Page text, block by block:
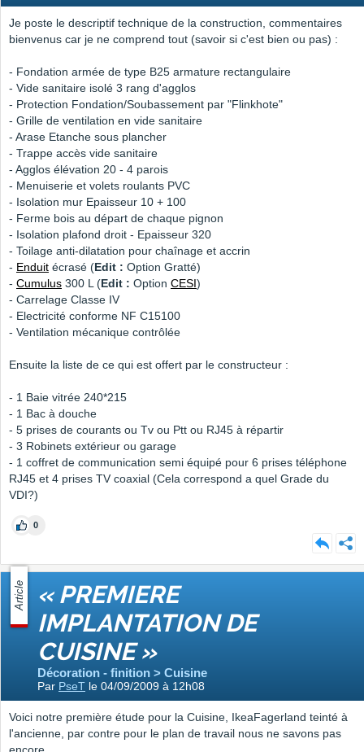
Je poste le descriptif technique de la construction, commentaires
bienvenus car je ne comprend tout (savoir si c'est bien ou pas) :
- Fondation armée de type B25 armature rectangulaire
- Vide sanitaire isolé 3 rang d'agglos
- Protection Fondation/Soubassement par "Flinkhote"
- Grille de ventilation en vide sanitaire
- Arase Etanche sous plancher
- Trappe accès vide sanitaire
- Agglos élévation 20 - 4 parois
- Menuiserie et volets roulants PVC
- Isolation mur Epaisseur 10 + 100
- Ferme bois au départ de chaque pignon
- Isolation plafond droit - Epaisseur 320
- Toilage anti-dilatation pour chaînage et accrin
- Enduit écrasé (Edit : Option Gratté)
- Cumulus 300 L (Edit : Option CESI)
- Carrelage Classe IV
- Electricité conforme NF C15100
- Ventilation mécanique contrôlée
Ensuite la liste de ce qui est offert par le constructeur :
- 1 Baie vitrée 240*215
- 1 Bac à douche
- 5 prises de courants ou Tv ou Ptt ou RJ45 à répartir
- 3 Robinets extérieur ou garage
- 1 coffret de communication semi équipé pour 6 prises téléphone
RJ45 et 4 prises TV coaxial (Cela correspond a quel Grade du
VDI?)
0
Article « PREMIERE
IMPLANTATION DE
CUISINE »
Décoration - finition > Cuisine
Par PseT le 04/09/2009 à 12h08
Voici notre première étude pour la Cuisine, IkeaFagerland teinté à
l'ancienne, par contre pour le plan de travail nous ne savons pas